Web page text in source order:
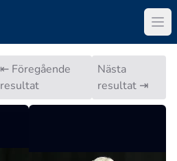
⇤ Föregående
resultat
Nästa
resultat ⇥